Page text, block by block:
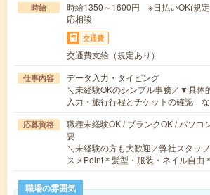
時給
時給1350～1600円 ※日払いOK(規
応相談
交通費
交通費支給（規定あり）
仕事内容
データ入力・タイピング
＼未経験OKのシンプル事務／▼具体
入力・旅行行程とチケットの確認
応募資格
職種未経験OK / ブランクOK / パソコ
要
＼未経験の方も大歓迎／弊社スタッ
スメPoint＊髪型・服装・ネイル自由
職場の雰囲気